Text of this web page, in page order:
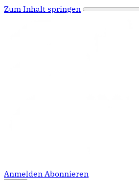
Zum Inhalt springen
Anmelden Abonnieren